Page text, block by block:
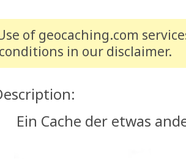
of geocaching.com
in our disclaimer.
Ein Cache der etwas